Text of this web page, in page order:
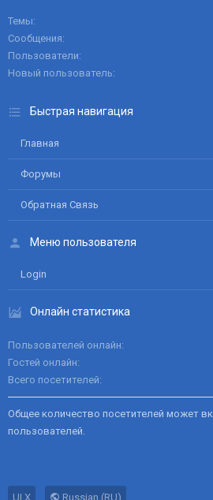
Темы
Сообщения
Пользователи
Новый пользователь
Быстрая навигация
Главная
Форумы
Обратная Связь
Меню пользователя
Login
Онлайн статистика
Пользователей онлайн
Гостей онлайн
Всего посетителей
Общее количество посетителей может
пользователей.
UI.X Russian (RU)